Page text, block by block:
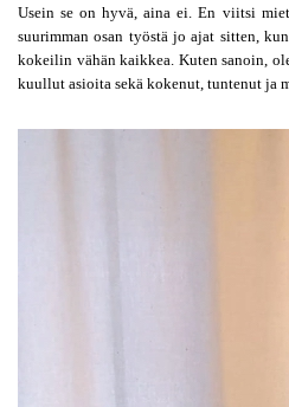
Usein se on hyvä, aina ei. En viitsi
suurimman osan työstä jo ajat sitten,
kokeilin vähän kaikkea. Kuten sanoin,
kuullut asioita sekä kokenut, tuntenut ja